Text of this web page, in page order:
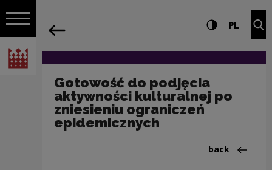
Open navigation
National Centre for Culture Poland
Navigation Settings and search
High contrast
PL
Gotowość do podjęcia
aktywności kulturalnej po
zniesieniu ograniczeń
epidemicznych
Back
back